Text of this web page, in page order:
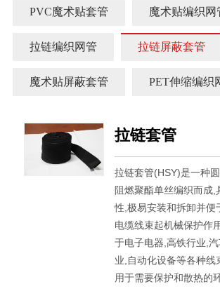
PVC魔术贴套管 魔术贴编织网
拉链编织网管 拉链屏蔽套管
魔术贴屏蔽套管 PET伸缩编织
拉链套管
拉链套管(HSY)是一种
阻燃聚酯单丝编织而成,
性,极易安装和拆卸并便
电缆线束起机械保护作
于电子电器,高铁行业,
业,自动化设备等各种线
用于需要保护和散热的